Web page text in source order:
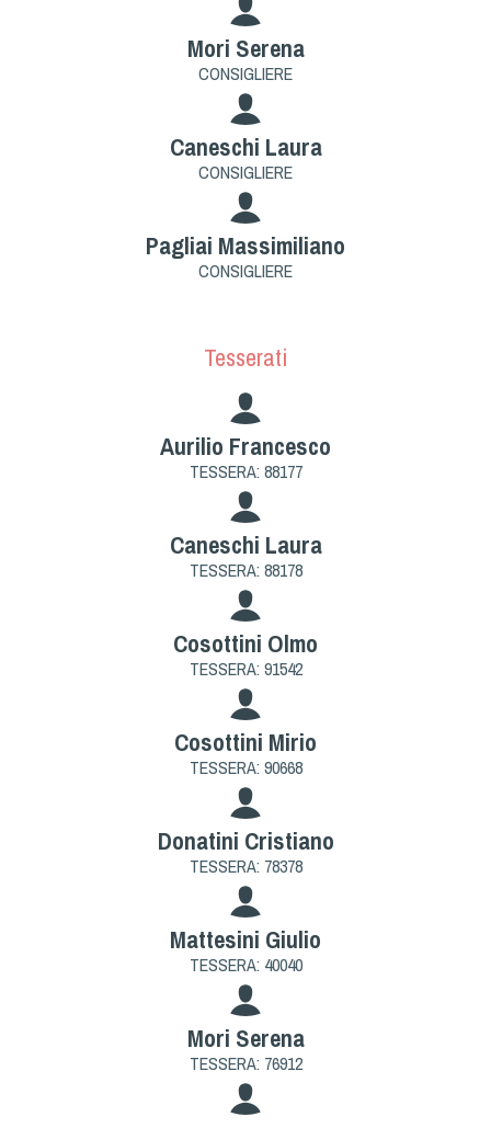
Mori Serena
CONSIGLIERE
Caneschi Laura
CONSIGLIERE
Pagliai Massimiliano
CONSIGLIERE
Tesserati
Aurilio Francesco
TESSERA: 88177
Caneschi Laura
TESSERA: 88178
Cosottini Olmo
TESSERA: 91542
Cosottini Mirio
TESSERA: 90668
Donatini Cristiano
TESSERA: 78378
Mattesini Giulio
TESSERA: 40040
Mori Serena
TESSERA: 76912
Sleddog